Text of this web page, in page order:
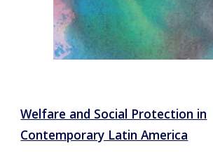
Welfare and Social Protection in
Contemporary Latin America